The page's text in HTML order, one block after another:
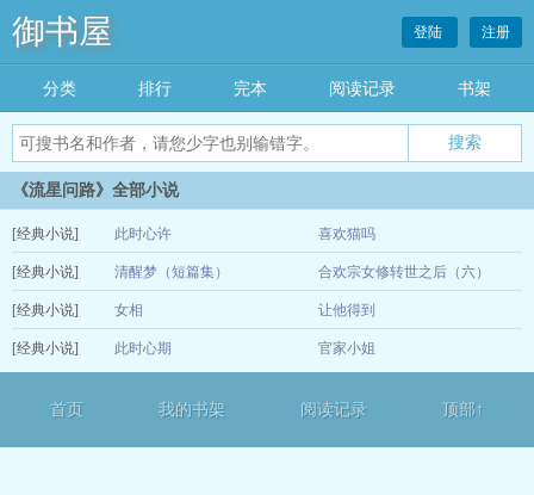
御书屋 登陆 注册
分类 排行 完本 阅读记录 书架
《流星问路》全部小说
[经典小说] 此时心许 喜欢猫吗
[经典小说] 清醒梦（短篇集） 合欢宗女修转世之后（六）
[经典小说] 女相 让他得到
[经典小说] 此时心期 官家小姐
首页 我的书架 阅读记录 顶部↑